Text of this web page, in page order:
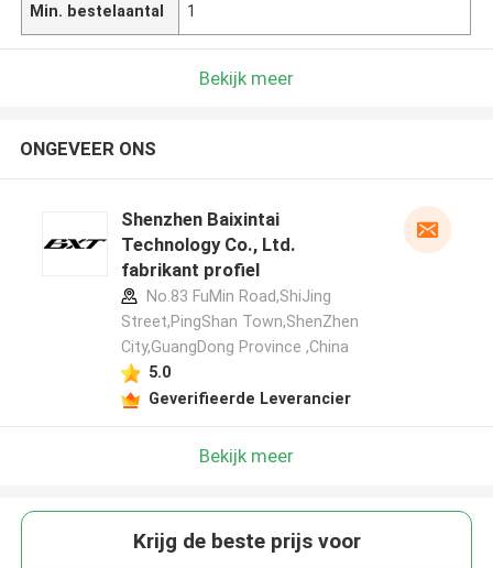
Min. bestelaantal 1
Bekijk meer
ONGEVEER ONS
Shenzhen Baixintai
Technology Co., Ltd.
fabrikant profiel
No.83 FuMin Road,ShiJing
Street,PingShan Town,ShenZhen
City,GuangDong Province ,China
5.0
Geverifieerde Leverancier
Bekijk meer
Krijg de beste prijs voor